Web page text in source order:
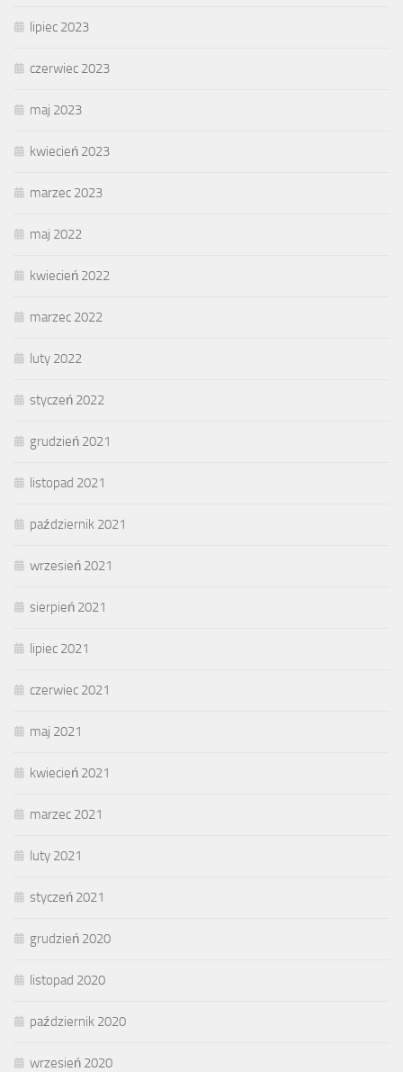
lipiec 2023
czerwiec 2023
maj 2023
kwiecień 2023
marzec 2023
maj 2022
kwiecień 2022
marzec 2022
luty 2022
styczeń 2022
grudzień 2021
listopad 2021
październik 2021
wrzesień 2021
sierpień 2021
lipiec 2021
czerwiec 2021
maj 2021
kwiecień 2021
marzec 2021
luty 2021
styczeń 2021
grudzień 2020
listopad 2020
październik 2020
wrzesień 2020